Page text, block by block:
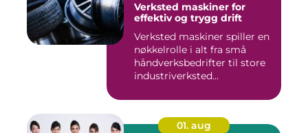
Verksted maskiner for
effektiv og trygg drift
Verksted maskiner spiller en
nøkkelrolle i alt fra små
håndverksbedrifter til store
industriverksted...
01. aug